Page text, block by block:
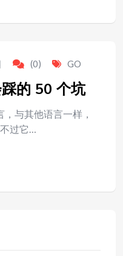
(0) GO
的 50 个坑
与其他语言一样，
过它…